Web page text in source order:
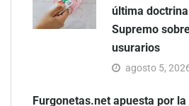
última
Supremo
usurarios
agosto 5,
Furgonetas.net apuesta por